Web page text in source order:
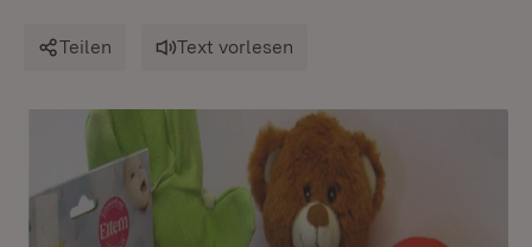
Teilen Text vorlesen